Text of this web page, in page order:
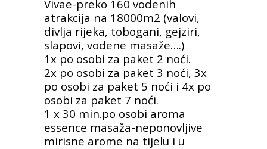
Vivae-preko 160 vodenih
atrakcija na 18000m2 (valovi,
divlja rijeka, tobogani, gejziri,
slapovi, vodene masaže….)
1x po osobi za paket 2 noći.
2x po osobi za paket 3 noći, 3x
po osobi za paket 5 noći i 4x po
osobi za paket 7 noći.
1 x 30 min.po osobi aroma
essence masaža-neponovljive
mirisne arome na tijelu i u